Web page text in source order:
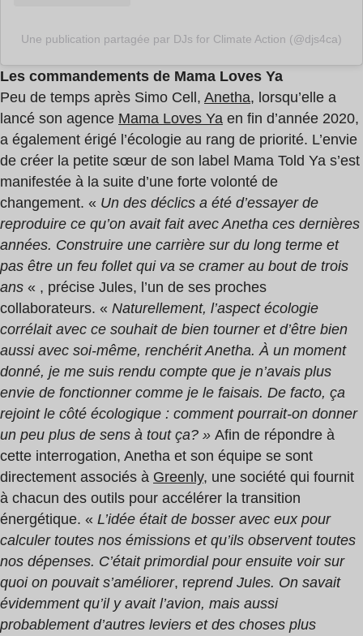
Une publication partagée par DJs for Climate Action (@djs4ca)
Les commandements de Mama Loves Ya
Peu de temps après Simo Cell, Anetha, lorsqu’elle a
lancé son agence Mama Loves Ya en fin d’année 2020,
a également érigé l’écologie au rang de priorité. L’envie
de créer la petite sœur de son label Mama Told Ya s’est
manifestée à la suite d’une forte volonté de
changement. « Un des déclics a été d’essayer de
reproduire ce qu’on avait fait avec Anetha ces dernières
années. Construire une carrière sur du long terme et
pas être un feu follet qui va se cramer au bout de trois
ans « , précise Jules, l’un de ses proches
collaborateurs. « Naturellement, l’aspect écologie
corrélait avec ce souhait de bien tourner et d’être bien
aussi avec soi-même, renchérit Anetha. À un moment
donné, je me suis rendu compte que je n’avais plus
envie de fonctionner comme je le faisais. De facto, ça
rejoint le côté écologique : comment pourrait-on donner
un peu plus de sens à tout ça? » Afin de répondre à
cette interrogation, Anetha et son équipe se sont
directement associés à Greenly, une société qui fournit
à chacun des outils pour accélérer la transition
énergétique. « L’idée était de bosser avec eux pour
calculer toutes nos émissions et qu’ils observent toutes
nos dépenses. C’était primordial pour ensuite voir sur
quoi on pouvait s’améliorer, reprend Jules. On savait
évidemment qu’il y avait l’avion, mais aussi
probablement d’autres leviers et des choses plus